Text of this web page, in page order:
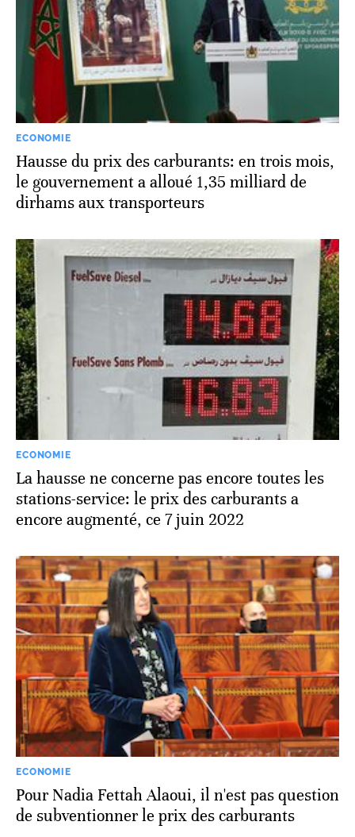
ECONOMIE
Hausse du prix des carburants: en trois mois,
le gouvernement a alloué 1,35 milliard de
dirhams aux transporteurs
ECONOMIE
La hausse ne concerne pas encore toutes les
stations-service: le prix des carburants a
encore augmenté, ce 7 juin 2022
ECONOMIE
Pour Nadia Fettah Alaoui, il n'est pas question
de subventionner le prix des carburants